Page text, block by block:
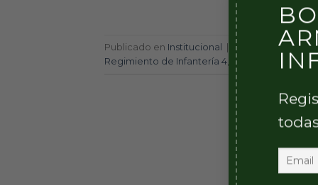
Publicado en Institucional | Etiquetado
Regimiento de Infantería 4
RI 4